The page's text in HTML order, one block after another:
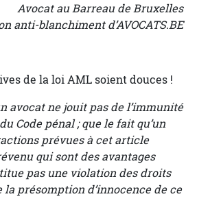
Avocat au Barreau de Bruxelles
anti-blanchiment d’AVOCATS.BE
de la loi AML soient douces !
avocat ne jouit pas de l’immunité
Code pénal ; que le fait qu’un
prévues à cet article
qui sont des avantages
pas une violation des droits
présomption d’innocence de ce